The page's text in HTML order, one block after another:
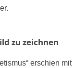
zu zeichnen
erschien mit